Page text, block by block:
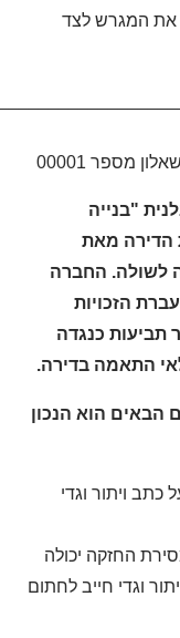
את המגרש לצד
"בנייה
הדירה מאת
לשולה. החברה
הזכויות
תביעות כנגדה
התאמה בדירה.
הוא הנכון
ויתור וגדי
החזקה יכולה
וגדי חייב לחתום